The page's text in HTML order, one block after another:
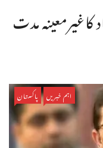
مدت
اہم خبریں پاکستان